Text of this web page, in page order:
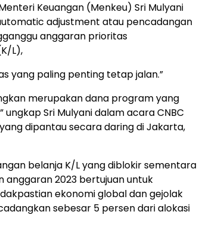
Keuangan (Menkeu) Sri Mulyani
adjustment atau pencadangan
anggaran prioritas
L),
yang paling penting tetap jalan.”
merupakan dana program yang
Sri Mulyani dalam acara CNBC
dipantau secara daring di Jakarta,
belanja K/L yang diblokir sementara
anggaran 2023 bertujuan untuk
ekonomi global dan gejolak
sebesar 5 persen dari alokasi